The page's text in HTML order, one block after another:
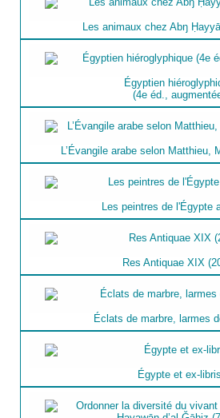
Les animaux chez Abŋ
Égyptien
(4e éd.,
L’Évangile arabe selon Matthieu,
Les peintres de l'Égypte
Res Antiquae XIX
Éclats de marbre, larmes
Égypte et ex-libris